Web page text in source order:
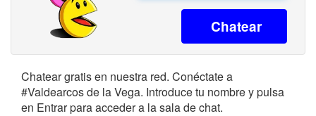
Chatear
Chatear gratis en nuestra red. Conéctate a
#Valdearcos de la Vega. Introduce tu nombre y pulsa
en Entrar para acceder a la sala de chat.